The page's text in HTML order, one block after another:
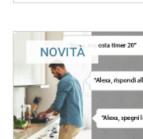
NOVITÀ